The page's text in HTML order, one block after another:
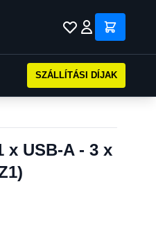
SZÁLLÍTÁSI DÍJAK
x USB-A - 3 x